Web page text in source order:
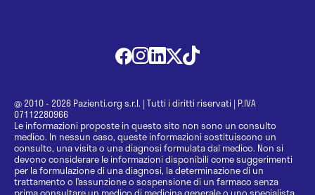
@ 2010 - 2026 Pazienti.org s.r.l. | Tutti i diritti riservati | P.IVA
07112280966
Le informazioni proposte in questo sito non sono un consulto
medico. In nessun caso, queste informazioni sostituiscono un
consulto, una visita o una diagnosi formulata dal medico. Non si
devono considerare le informazioni disponibili come suggerimenti
per la formulazione di una diagnosi, la determinazione di un
trattamento o l’assunzione o sospensione di un farmaco senza